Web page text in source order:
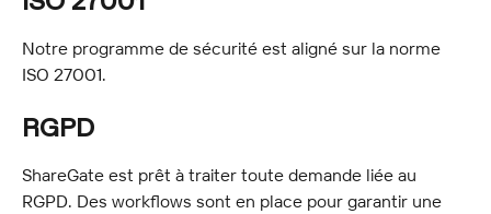
Notre programme de sécurité est aligné sur la norme
ISO 27001.
RGPD
ShareGate est prêt à traiter toute demande liée au
RGPD. Des workflows sont en place pour garantir une